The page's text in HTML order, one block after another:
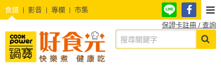
食譜 影音 專欄
市集
保證卡註冊 / 查詢